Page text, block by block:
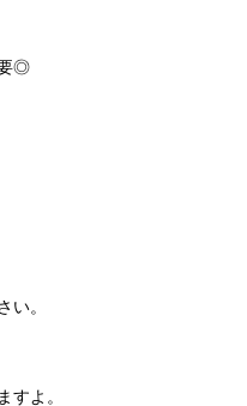
要◎
い。
すよ。